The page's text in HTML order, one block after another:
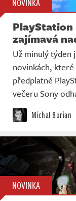
PlayStation
zajímavá
Už minulý týden
novinkách,
předplatné
večeru Sony
Michal Burian
NOVINKA